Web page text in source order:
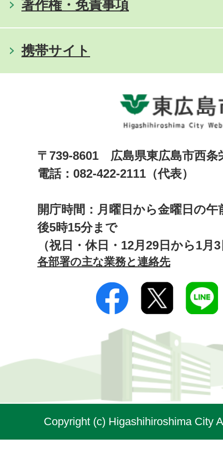
著作権・免責事項
携帯サイト
〒739-8601 広島県東広島市西
電話：082-422-2111（代表）
開庁時間：月曜日から金曜日の午
後5時15分まで
（祝日・休日・12月29日から1月
各部署の主な業務と連絡先
Copyright (c) Higashihiroshima City